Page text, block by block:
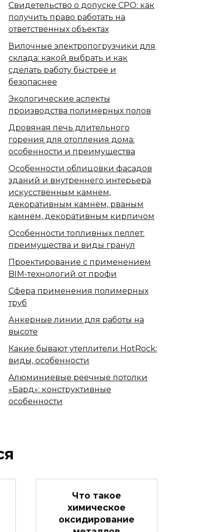
Свидетельство о допуске СРО: как
получить право работать на
ответственных объектах
Вилочные электропогрузчики для
склада: какой выбрать и как
сделать работу быстрее и
безопаснее
Экологические аспекты
производства полимерных полов
Дровяная печь длительного
горения для отопления дома:
особенности и преимущества
Особенности облицовки фасадов
зданий и внутреннего интерьера
искусственным камнем,
декоративным камнем, рваным
камнем, декоративным кирпичом
Особенности топливных пеллет:
преимущества и виды гранул
Проектирование с применением
BIM-технологий от профи
Сфера применения полимерных
труб
Анкерные линии для работы на
высоте
Какие бывают утеплители HotRock:
виды, особенности
Алюминиевые реечные потолки
«Бард»: конструктивные
особенности
Что такое
химическое
оксидирование